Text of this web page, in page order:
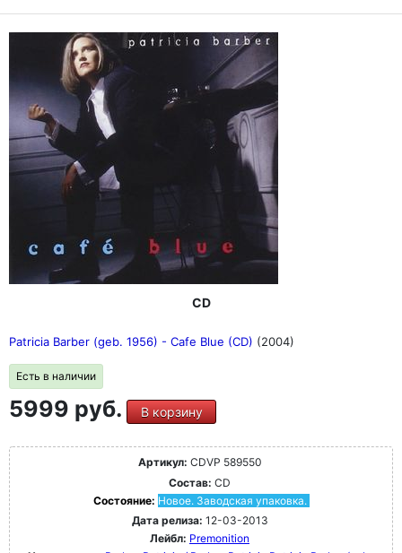
CD
Patricia Barber (geb. 1956) - Cafe Blue (CD) (2004)
Есть в наличии
5999 руб. В корзину
Артикул: CDVP 589550
Состав: CD
Состояние: Новое. Заводская упаковка.
Дата релиза: 12-03-2013
Лейбл: Premonition